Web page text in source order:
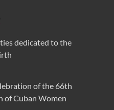
dedicated to the
of the 66th
of Cuban Women